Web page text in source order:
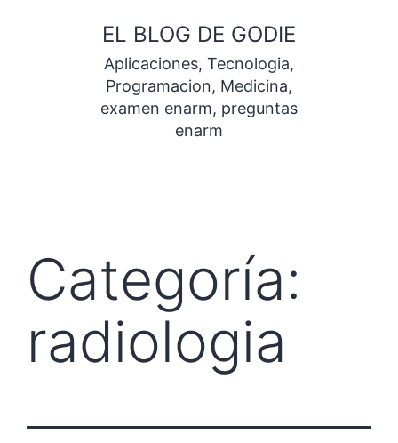
contenido
EL BLOG DE GODIE
Aplicaciones, Tecnologia,
Programacion, Medicina,
examen enarm, preguntas
enarm
Categoría:
radiologia